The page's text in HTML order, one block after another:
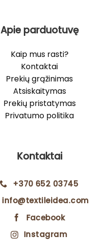
Apie parduotuvę
Kaip mus rasti?
Kontaktai
Prekių grąžinimas
Atsiskaitymas
Prekių pristatymas
Privatumo politika
Kontaktai
+370 652 03745
info@textileidea.com
Facebook
Instagram